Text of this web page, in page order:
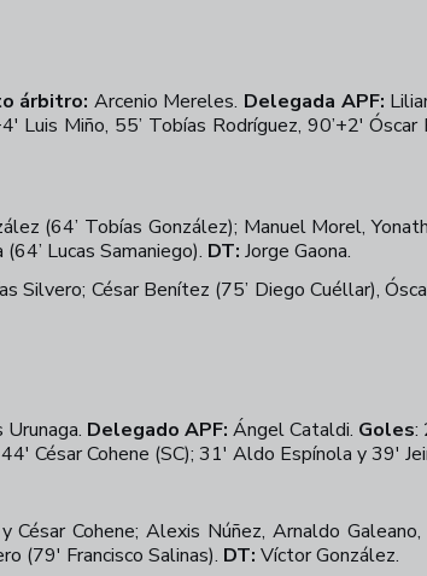
árbitro: Arcenio Mereles. Delegada APF:
Luis Miño, 55’ Tobías Rodríguez, 90’+2' Óscar
(64’ Tobías González); Manuel Morel,
Lucas Samaniego). DT: Jorge Gaona.
Silvero; César Benítez (75’ Diego Cuéllar),
Urunaga. Delegado APF: Ángel Cataldi. Goles:
César Cohene (SC); 31' Aldo Espínola y 39'
Cohene; Alexis Núñez, Arnaldo
(79' Francisco Salinas). DT: Víctor González.